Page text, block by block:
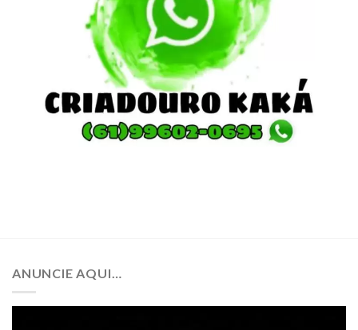
ANUNCIE AQUI…